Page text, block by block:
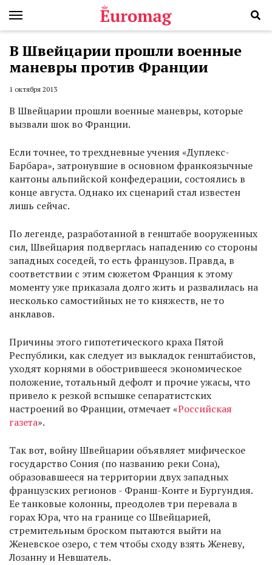
В Швейцарии прошли военные
маневры против Франции
1 октября 2013
В Швейцарии прошли военные маневры, которые
вызвали шок во Франции.
Если точнее, то трехдневные учения «Дуплекс-
Барбара», затронувшие в основном франкоязычные
кантоны альпийской конфедерации, состоялись в
конце августа. Однако их сценарий стал известен
лишь сейчас.
По легенде, разработанной в генштабе вооруженных
сил, Швейцария подверглась нападению со стороны
западных соседей, то есть французов. Правда, в
соответствии с этим сюжетом Франция к этому
моменту уже приказала долго жить и развалилась на
несколько самостийных не то княжеств, не то
анклавов.
Причины этого гипотетического краха Пятой
Республики, как следует из выкладок генштабистов,
уходят корнями в обострившееся экономическое
положение, тотальный дефолт и прочие ужасы, что
привело к резкой вспышке сепаратистских
настроений во Франции, отмечает «Российская
газета».
Так вот, войну Швейцарии объявляет мифическое
государство Сония (по названию реки Сона),
образовавшееся на территории двух западных
французских регионов - Франш-Конте и Бургундия.
Ее танковые колонны, преодолев три перевала в
горах Юра, что на границе со Швейцарией,
стремительным броском пытаются выйти на
Женевское озеро, с тем чтобы сходу взять Женеву,
Лозанну и Невшатель.